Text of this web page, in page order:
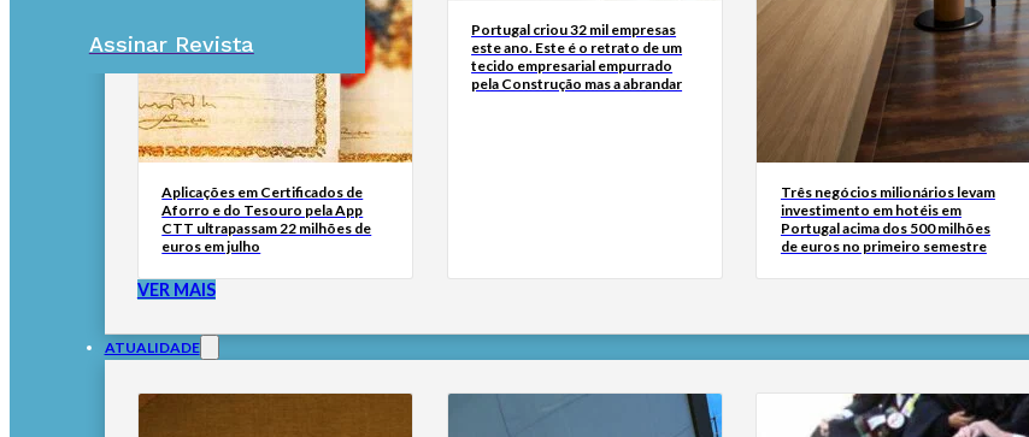
Assinar Revista
Aplicações em Certificados de
Aforro e do Tesouro pela App
CTT ultrapassam 22 milhões de
euros em julho
Portugal criou 32 mil empresas
este ano. Este é o retrato de um
tecido empresarial empurrado
pela Construção mas a abrandar
Três negócios milionários levam
investimento em hotéis em
Portugal acima dos 500 milhões
de euros no primeiro semestre
VER MAIS
ATUALIDADE